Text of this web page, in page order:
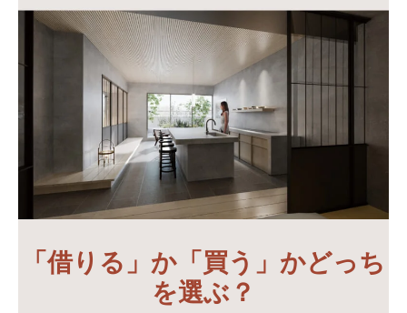
「借りる」か「買う」かどっち
を選ぶ？